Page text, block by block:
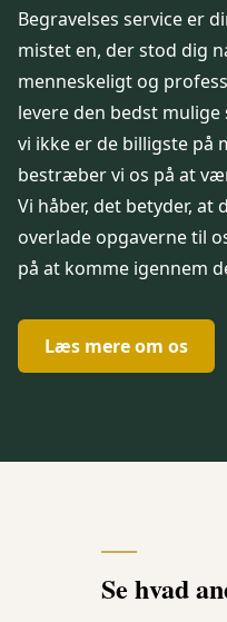
Begravelses service er
mistet en, der stod dig
menneskeligt og
levere den bedst
vi ikke er de billigste på
bestræber vi os på at
Vi håber, det betyder,
overlade opgaverne til
på at komme igennem
Læs mere om os
Se hvad